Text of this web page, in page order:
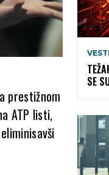
prestižnom
ATP listi,
VESTI
SE